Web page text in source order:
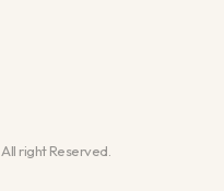
right Reserved.